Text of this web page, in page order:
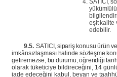
SATICI,
eşit kalite
edebilir.
9.5. SATICI,sipariş konusu ürün
imkânsızlaşması halinde sözleşme
getiremezse, bu durumu, öğrendiği
olarak tüketiciye bildireceğini, 14
iade edeceğini kabul, beyan ve